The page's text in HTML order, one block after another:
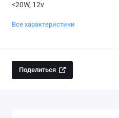
<20W, 12v
Все характеристики
Поделиться